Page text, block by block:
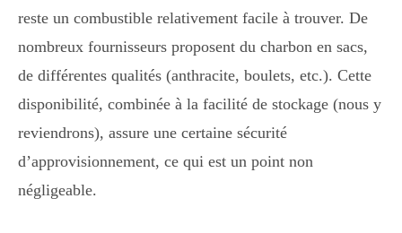
reste un combustible relativement facile à trouver. De
nombreux fournisseurs proposent du charbon en sacs,
de différentes qualités (anthracite, boulets, etc.). Cette
disponibilité, combinée à la facilité de stockage (nous y
reviendrons), assure une certaine sécurité
d’approvisionnement, ce qui est un point non
négligeable.